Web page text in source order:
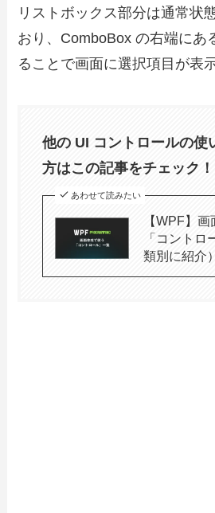
リストボックス部分は通常状
おり、ComboBox の右端にあ
ることで画面に選択項目が表
他の UI コントロールの使
方はこの記事をチェック！
あわせて読みたい
【WPF】
「コントロ
類別に紹介）